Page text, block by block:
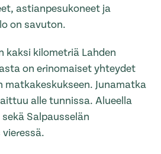
astianpesukoneet ja
on savuton.
kaksi kilometriä Lahden
on erinomaiset yhteydet
matkakeskukseen. Junamatka
alle tunnissa. Alueella
Salpausselän